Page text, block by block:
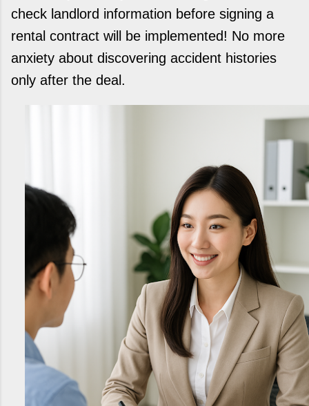
check landlord information before signing a
rental contract will be implemented! No more
anxiety about discovering accident histories
only after the deal.